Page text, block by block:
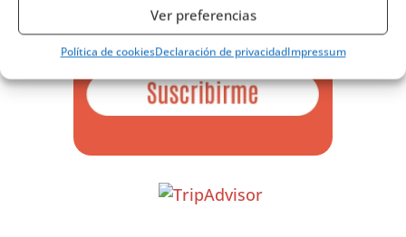
Ver preferencias
Política de cookiesDeclaración de privacidadImpressum